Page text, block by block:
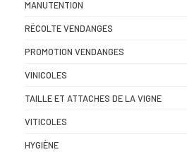
MANUTENTION
RÉCOLTE VENDANGES
PROMOTION VENDANGES
VINICOLES
TAILLE ET ATTACHES DE LA VIGNE
VITICOLES
HYGIÈNE